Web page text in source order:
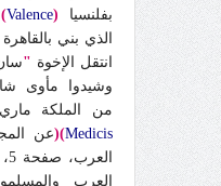
بفلنسيا (
Valence
)
الذي بني بالقاهرة
انتقل الإخوة "
وشيدوا مأوى
من الملكة
Medicis
)(عن
العرب، صفحة 5، 6،7 مع الاختصار
العرب